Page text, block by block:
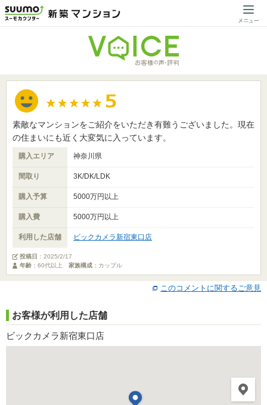
素敵なマンションをご紹介をいただき有難うございました。現在
の住まいにも近く大変気に入っています。
購入エリア 神奈川県
間取り 3K/DK/LDK
購入予算 5000万円以上
購入費 5000万円以上
利用した店舗 ビックカメラ新宿東口店
投稿日 ： 2025/2/17
年齢 ：60代以上 家族構成 ：カップル
このコメントに関するご意見
お客様が利用した店舗
ビックカメラ新宿東口店